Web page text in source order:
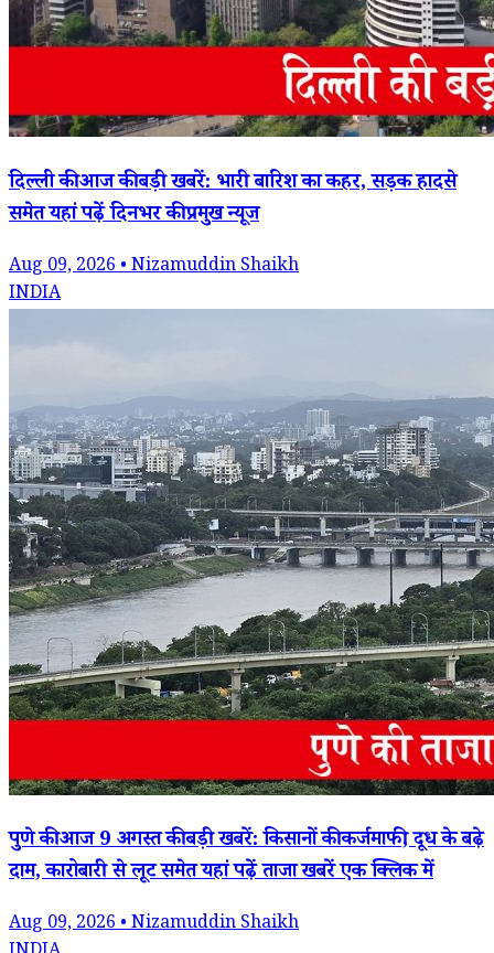
दिल्ली की आज की बड़ी खबरें: भारी बारिश का कहर, सड़क हादसे
समेत यहां पढ़ें दिनभर की प्रमुख न्यूज
Aug 09, 2026 • Nizamuddin Shaikh
INDIA
पुणे की आज 9 अगस्त की बड़ी खबरें: किसानों की कर्जमाफी, दूध के बढ़े
दाम, कारोबारी से लूट समेत यहां पढ़ें ताजा खबरें एक क्लिक में
Aug 09, 2026 • Nizamuddin Shaikh